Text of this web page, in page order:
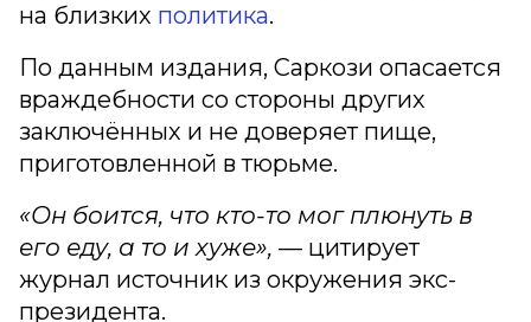
на близких политика.
По данным издания, Саркози опасается
враждебности со стороны других
заключённых и не доверяет пище,
приготовленной в тюрьме.
«Он боится, что кто-то мог плюнуть в
его еду, а то и хуже», — цитирует
журнал источник из окружения экс-
президента.